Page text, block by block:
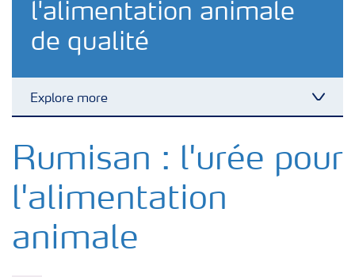
l'alimentation animale
de qualité
Explore more
Certifications des Usines
Conditionnement et Stockage
Rumisan : l'urée pour
l'alimentation
animale